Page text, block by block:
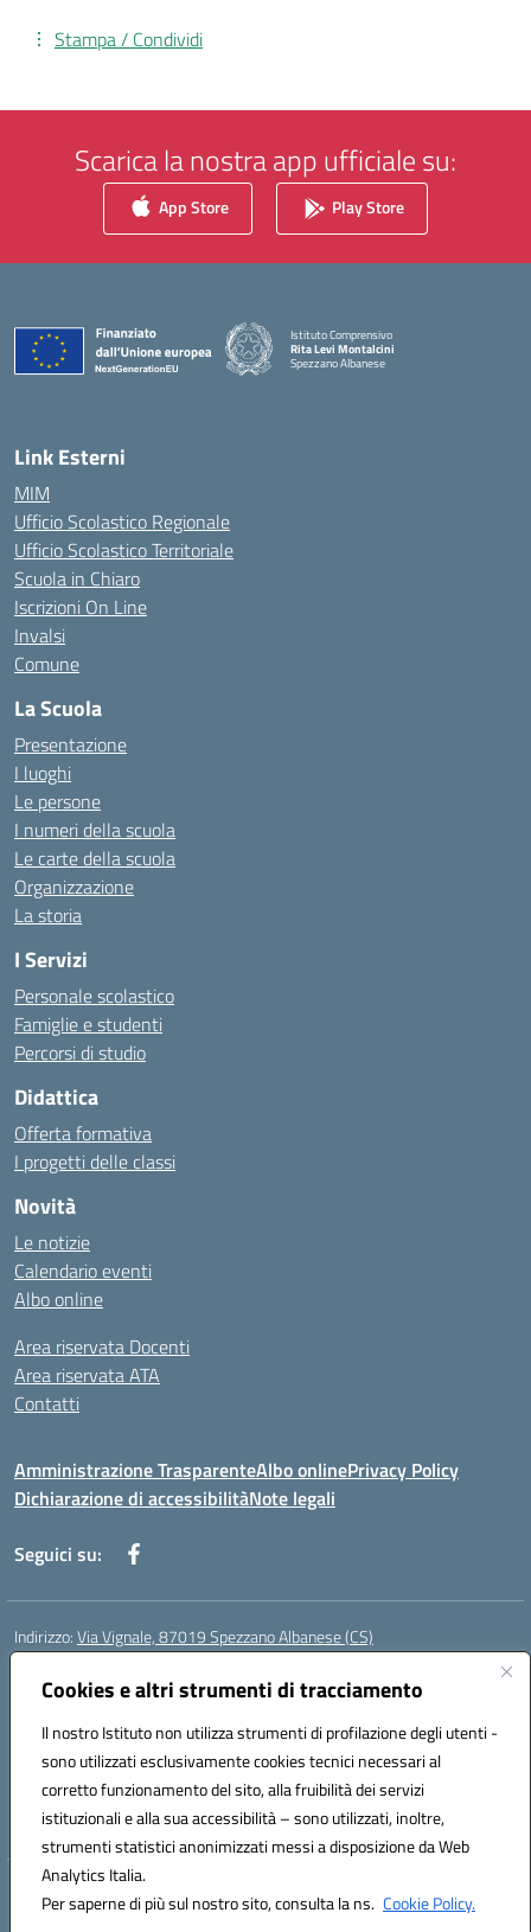
Cookies e altri strumenti di tracciamento
Il nostro Istituto non utilizza strumenti di profilazione degli utenti -
sono utilizzati esclusivamente cookies tecnici necessari al
corretto funzionamento del sito, alla fruibilità dei servizi
istituzionali e alla sua accessibilità – sono utilizzati, inoltre,
strumenti statistici anonimizzati messi a disposizione da Web
Analytics Italia.
Per saperne di più sul nostro sito, consulta la ns. Cookie Policy.
Stampa / Condividi
Scarica la nostra app ufficiale su:
App Store Play Store
Istituto Comprensivo
Rita Levi Montalcini
Spezzano Albanese
— Visita la pagina iniziale della scuola
Link Esterni
MIM
Ufficio Scolastico Regionale
Ufficio Scolastico Territoriale
Scuola in Chiaro
Iscrizioni On Line
Invalsi
Comune
La Scuola
Presentazione
I luoghi
Le persone
I numeri della scuola
Le carte della scuola
Organizzazione
La storia
I Servizi
Personale scolastico
Famiglie e studenti
Percorsi di studio
Didattica
Offerta formativa
I progetti delle classi
Novità
Le notizie
Calendario eventi
Albo online
Area riservata Docenti
Area riservata ATA
Contatti
Amministrazione TrasparenteAlbo onlinePrivacy Policy
Dichiarazione di accessibilitàNote legali
Seguici su:
Indirizzo:Via Vignale, 87019 Spezzano Albanese (CS)
Centralino:
Posta elettronica certificata (PEC):csic878003@pec.istruzione.it
Codice fiscale: 94018300783
Codice meccanografico:CSIC878003
Codice Indice delle Pubbliche Amministrazioni (IPA): istsc_csic878003
Codice unico di fatturazione (CUF): UFK2HU
Hosting & Powered by 3D Solution S.r.l.
Concept & Design by Designers Italia